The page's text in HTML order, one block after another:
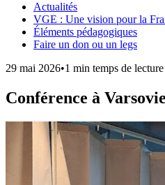
Actualités
VGE : Une vision pour la
Éléments pédagogiques
Faire un don ou un legs
29 mai 2026•1 min temps de lecture
Conférence à